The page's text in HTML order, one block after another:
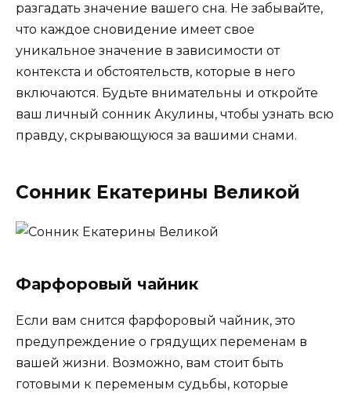
разгадать значение вашего сна. Не забывайте,
что каждое сновидение имеет свое
уникальное значение в зависимости от
контекста и обстоятельств, которые в него
включаются. Будьте внимательны и откройте
ваш личный сонник Акулины, чтобы узнать всю
правду, скрывающуюся за вашими снами.
Сонник Екатерины Великой
Фарфоровый чайник
Если вам снится фарфоровый чайник, это
предупреждение о грядущих переменам в
вашей жизни. Возможно, вам стоит быть
готовыми к переменым судьбы, которые